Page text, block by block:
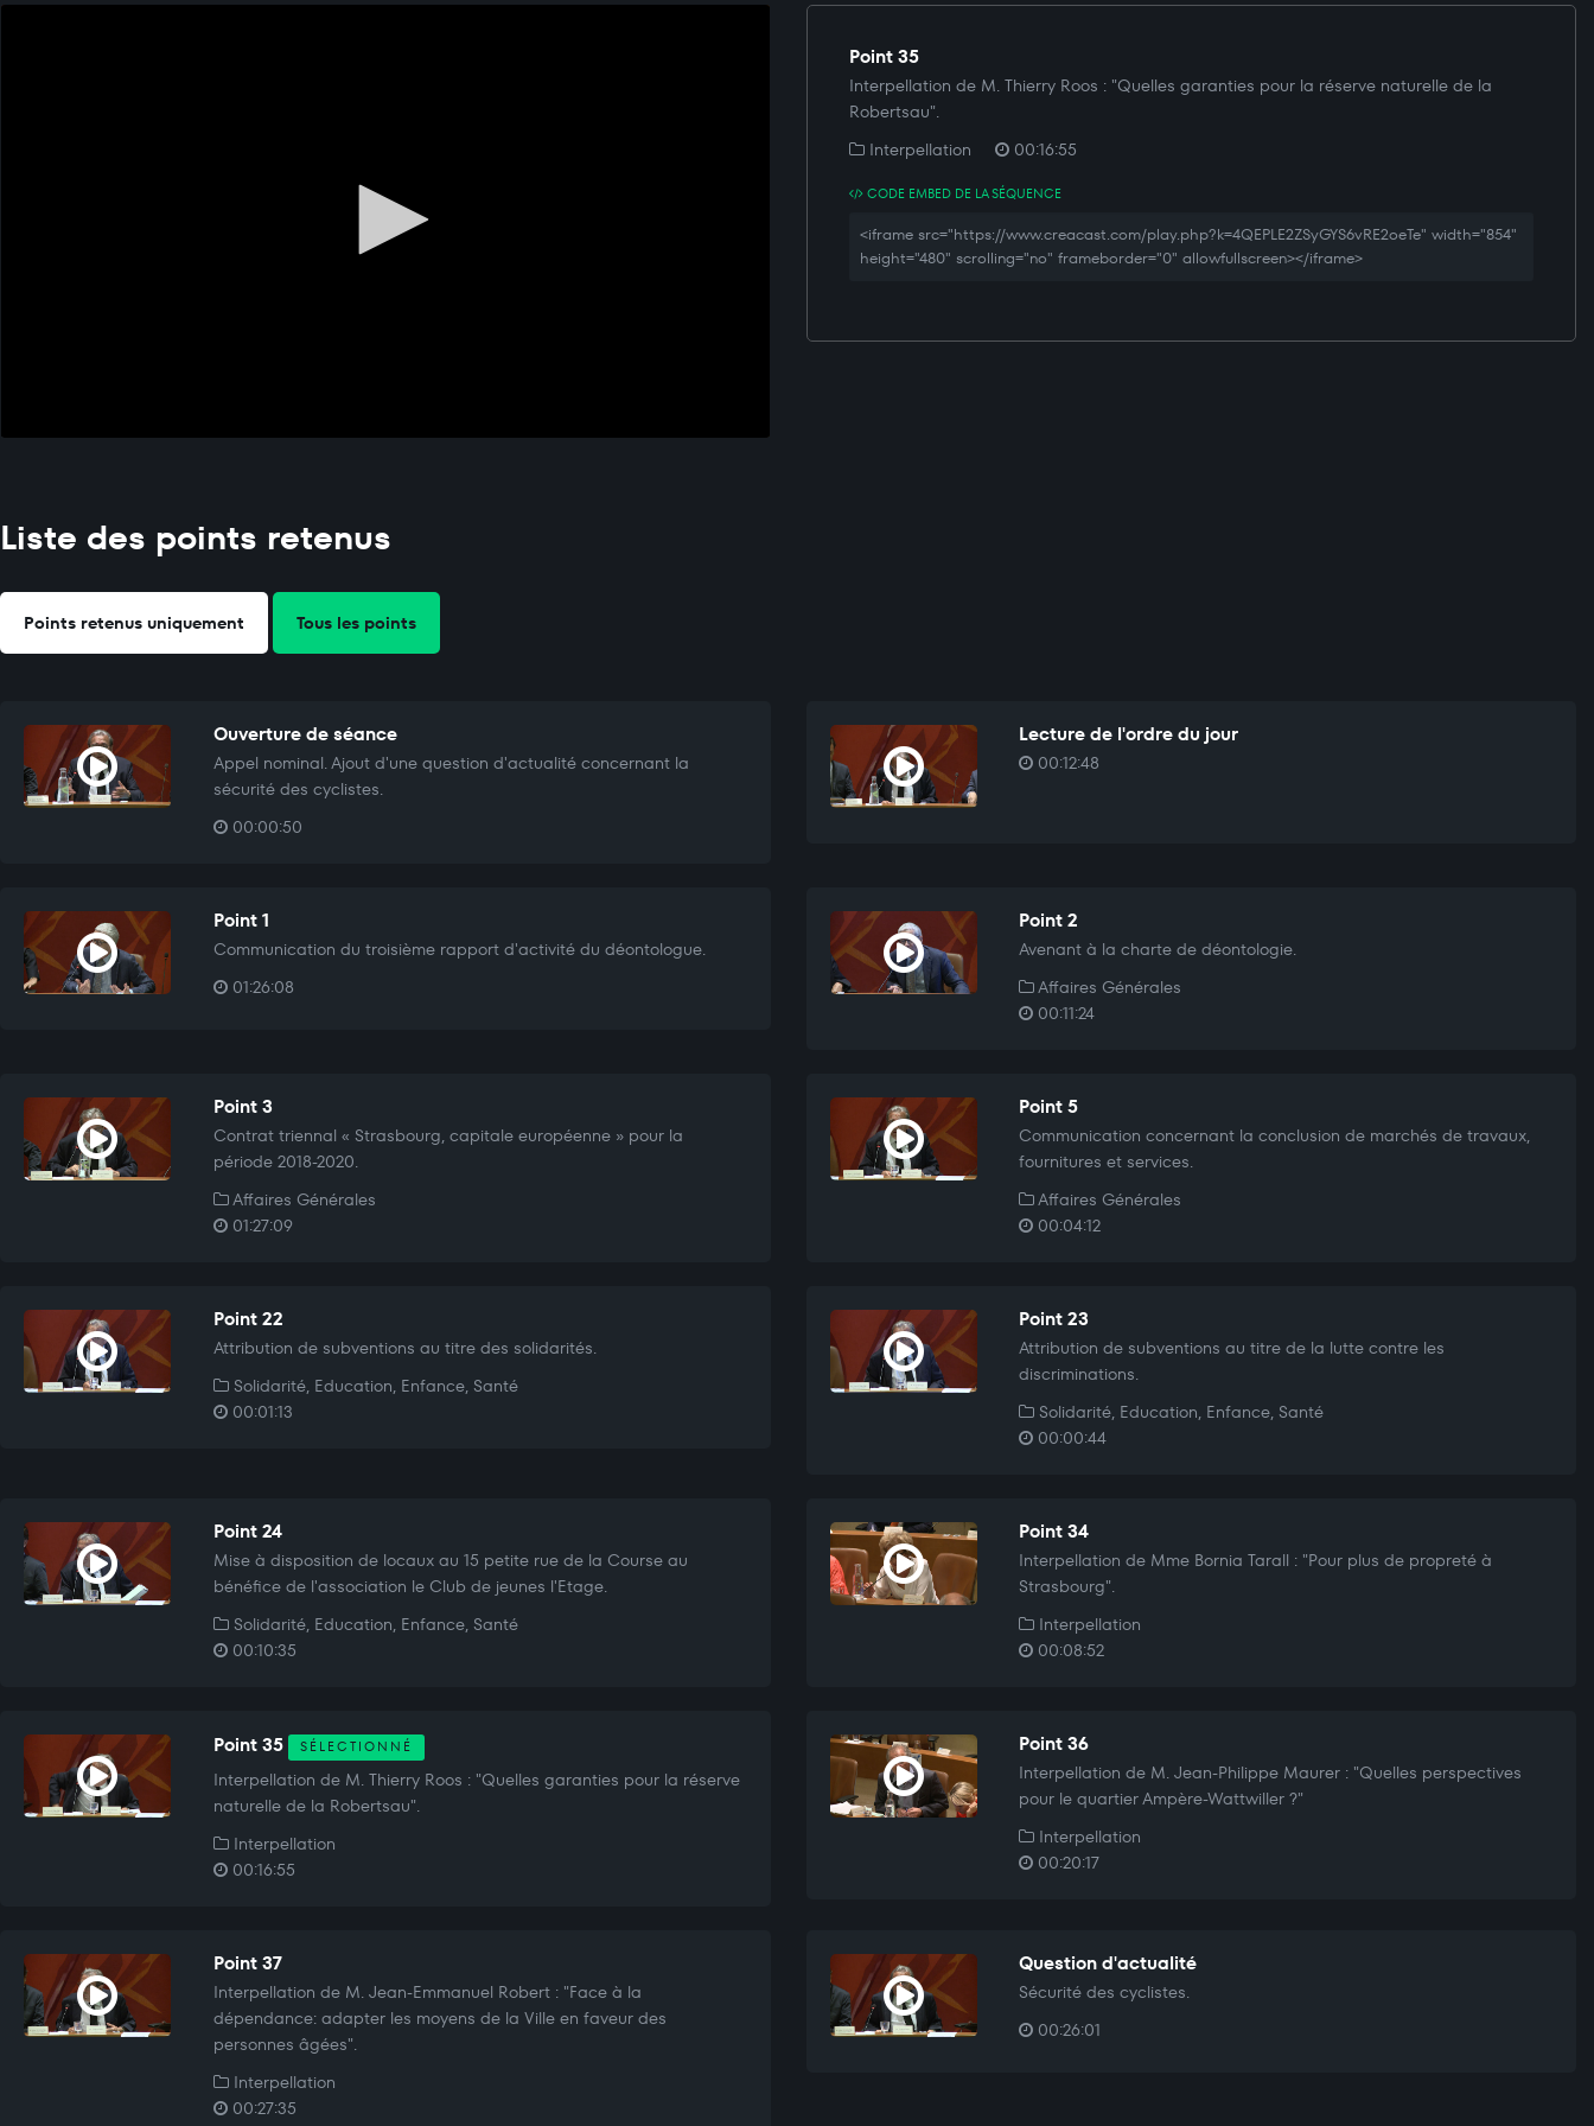
Point 35
Interpellation de M. Thierry Roos : "Quelles garanties pour la réserve naturelle de la
Robertsau".
Interpellation
00:16:55
CODE EMBED DE LA SÉQUENCE
<iframe src="https://www.creacast.com/play.php?k=4QEPLE2ZSyGYS6vRE2oeTe" width="854"
height="480" scrolling="no" frameborder="0" allowfullscreen></iframe>
Liste des points retenus
Points retenus uniquement Tous les points
Ouverture de séance
Appel nominal. Ajout d'une question d'actualité concernant la
sécurité des cyclistes.
00:00:50
Lecture de l'ordre du jour
00:12:48
Point 1
Communication du troisième rapport d'activité du déontologue.
01:26:08
Point 2
Avenant à la charte de déontologie.
Affaires Générales
00:11:24
Point 3
Contrat triennal « Strasbourg, capitale européenne » pour la
période 2018-2020.
Affaires Générales
01:27:09
Point 5
Communication concernant la conclusion de marchés de travaux,
fournitures et services.
Affaires Générales
00:04:12
Point 22
Attribution de subventions au titre des solidarités.
Solidarité, Education, Enfance, Santé
00:01:13
Point 23
Attribution de subventions au titre de la lutte contre les
discriminations.
Solidarité, Education, Enfance, Santé
00:00:44
Point 24
Mise à disposition de locaux au 15 petite rue de la Course au
bénéfice de l'association le Club de jeunes l'Etage.
Solidarité, Education, Enfance, Santé
00:10:35
Point 34
Interpellation de Mme Bornia Tarall : "Pour plus de propreté à
Strasbourg".
Interpellation
00:08:52
Point 35 SÉLECTIONNÉ
Interpellation de M. Thierry Roos : "Quelles garanties pour la réserve
naturelle de la Robertsau".
Interpellation
00:16:55
Point 36
Interpellation de M. Jean-Philippe Maurer : "Quelles perspectives
pour le quartier Ampère-Wattwiller ?"
Interpellation
00:20:17
Point 37
Interpellation de M. Jean-Emmanuel Robert : "Face à la
dépendance: adapter les moyens de la Ville en faveur des
personnes âgées".
Interpellation
00:27:35
Question d'actualité
Sécurité des cyclistes.
00:26:01